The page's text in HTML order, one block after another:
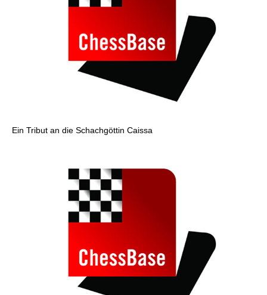
Ein Tribut an die Schachgöttin Caissa